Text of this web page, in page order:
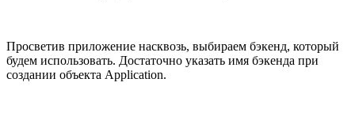
Просветив приложение насквозь, выбираем бэкенд, который
будем использовать. Достаточно указать имя бэкенда при
создании объекта Application.